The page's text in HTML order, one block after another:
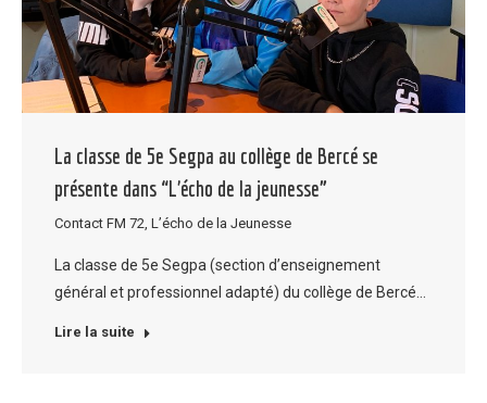
La classe de 5e Segpa au collège de Bercé se
présente dans “L’écho de la jeunesse”
Contact FM 72 L’écho de la Jeunesse
La classe de 5e Segpa (section d’enseignement
général et professionnel adapté) du collège de Bercé…
Lire la suite